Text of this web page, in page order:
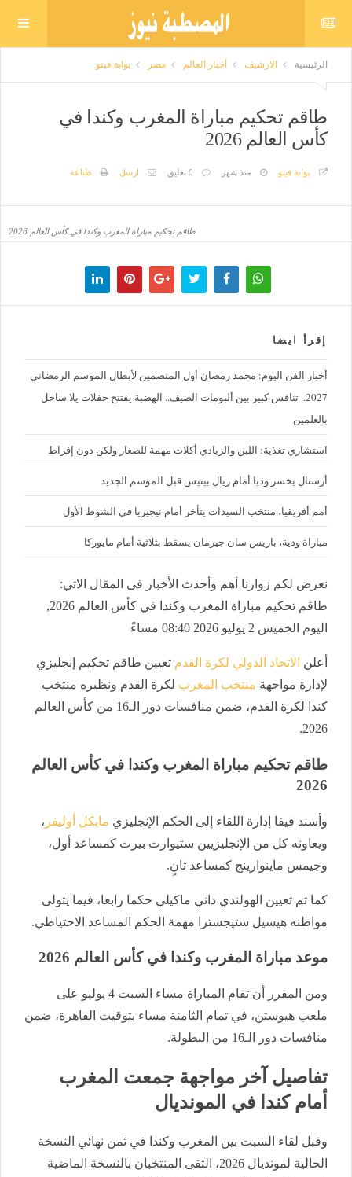
الرئيسية الارشيف أخبار العالم مصر بوابة فيتو
طاقم تحكيم مباراة المغرب وكندا في
كأس العالم 2026
بوابة فيتو منذ شهر 0 تعليق ارسل طباعة
طاقم تحكيم مباراة المغرب وكندا في كأس العالم 2026
إقرأ ايضا
أخبار الفن اليوم: محمد رمضان أول المنضمين لأبطال الموسم الرمضاني
2027.. تنافس كبير بين ألبومات الصيف.. الهضبة يفتتح حفلات يلا ساحل
بالعلمين
استشاري تغذية: اللبن والزبادي أكلات مهمة للصغار ولكن دون إفراط
أرسنال يخسر وديا أمام ريال بيتيس قبل الموسم الجديد
أمم أفريقيا، منتخب السيدات يتأخر أمام نيجيريا في الشوط الأول
مباراة ودية، باريس سان جيرمان يسقط بثلاثية أمام مايوركا
نعرض لكم زوارنا أهم وأحدث الأخبار فى المقال الاتي:
طاقم تحكيم مباراة المغرب وكندا في كأس العالم 2026,
اليوم الخميس 2 يوليو 2026 08:40 مساءً
أعلن الاتحاد الدولي لكرة القدم تعيين طاقم تحكيم إنجليزي
لإدارة مواجهة منتخب المغرب لكرة القدم ونظيره منتخب
كندا لكرة القدم، ضمن منافسات دور الـ16 من كأس العالم
2026.
طاقم تحكيم مباراة المغرب وكندا في كأس العالم
2026
وأسند فيفا إدارة اللقاء إلى الحكم الإنجليزي مايكل أوليفر ،
ويعاونه كل من الإنجليزيين ستيوارت بيرت كمساعد أول،
وجيمس ماينوارينج كمساعد ثانٍ.
كما تم تعيين الهولندي داني ماكيلي حكما رابعا، فيما يتولى
مواطنه هيسيل ستيجسترا مهمة الحكم المساعد الاحتياطي.
موعد مباراة المغرب وكندا في كأس العالم 2026
ومن المقرر أن تقام المباراة مساء السبت 4 يوليو على
ملعب هيوستن، في تمام الثامنة مساء بتوقيت القاهرة، ضمن
منافسات دور الـ16 من البطولة.
تفاصيل آخر مواجهة جمعت المغرب
أمام كندا في المونديال
وقبل لقاء السبت بين المغرب وكندا في ثمن نهائي النسخة
الحالية لمونديال 2026، التقى المنتخبان بالنسخة الماضية